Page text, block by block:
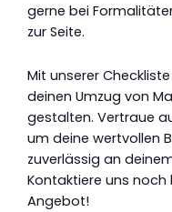
gerne bei
zur Seite.
Mit unserer
deinen Umzug von
gestalten. Vertraue
um deine wertvollen
zuverlässig an
Kontaktiere uns
Angebot!